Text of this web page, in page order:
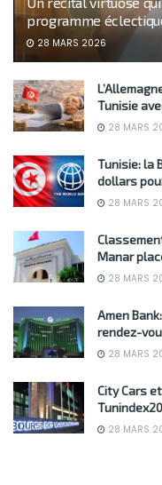
programme
28 MARS 2026
Tunisie
28 MARS
Tunisie: la
dollars
28 MARS
Manar
28 MARS
Amen
rendez-
28 MARS
City Cars
Tunindex20
28 MARS